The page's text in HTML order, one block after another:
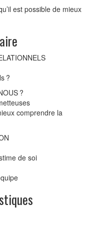
est possible de mieux
?
?
comprendre la
de soi